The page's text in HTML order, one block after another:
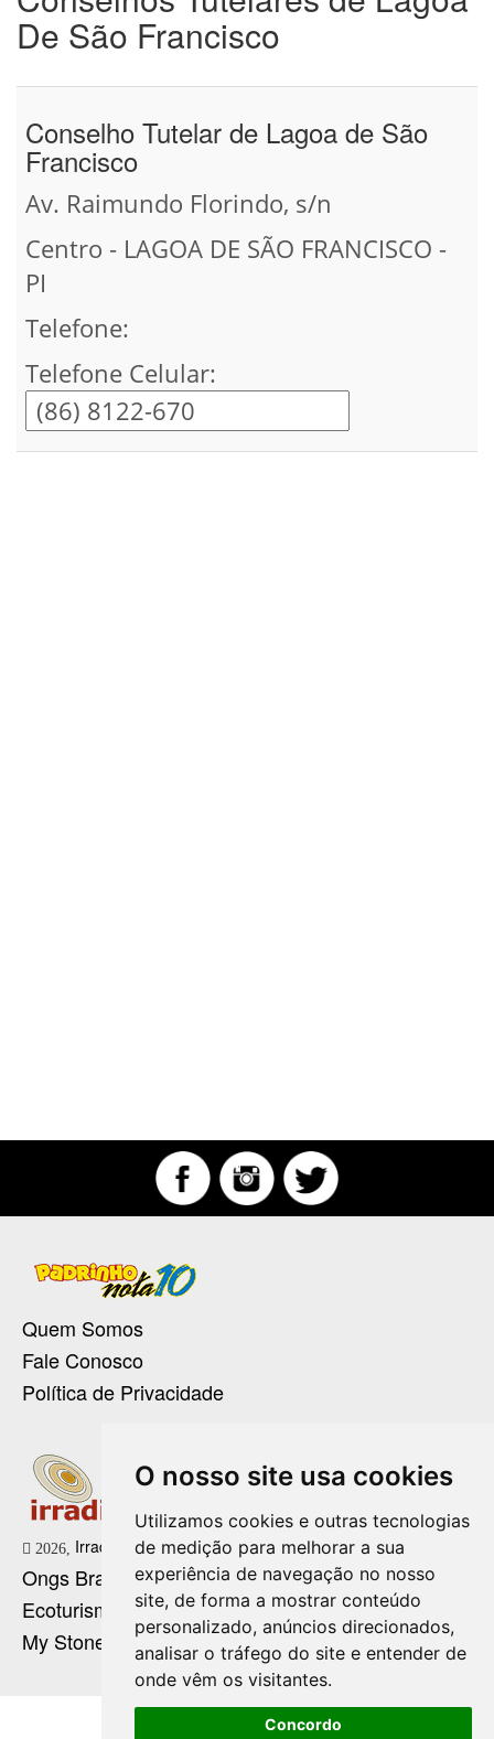
O nosso site usa cookies
Utilizamos cookies e outras tecnologias
de medição para melhorar a sua
experiência de navegação no nosso
site, de forma a mostrar conteúdo
personalizado, anúncios direcionados,
analisar o tráfego do site e entender de
onde vêm os visitantes.
Concordo
De São Francisco
Conselho Tutelar de Lagoa de São
Francisco
Av. Raimundo Florindo, s/n
Centro - LAGOA DE SÃO FRANCISCO -
PI
Telefone:
Telefone Celular:
Quem Somos
Fale Conosco
Política de Privacidade
2026, Irradie Marketing Digital
Ongs Brasil
Ecoturismo no Brasil
My Stone Cristaloterapia